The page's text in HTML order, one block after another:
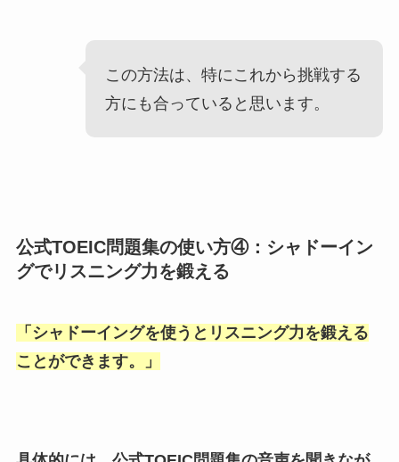
この方法は、特にこれから挑戦する
方にも合っていると思います。
公式TOEIC問題集の使い方④：シャドーイン
グでリスニング力を鍛える
「 シャドーイングを使うとリスニング力を鍛える
ことができます。
」